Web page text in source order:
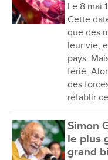
Le 8 mai
Cette
que des
leur vie,
pays.
férié.
des
rétablir
Simon
le plus
grand